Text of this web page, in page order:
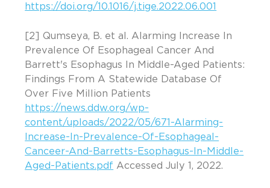
https://doi.org/10.1016/j.tige.2022.06.001
[2] Qumseya, B. et al. Alarming Increase In
Prevalence Of Esophageal Cancer And
Barrett's Esophagus In Middle-Aged Patients:
Findings From A Statewide Database Of
Over Five Million Patients
https://news.ddw.org/wp-
content/uploads/2022/05/671-Alarming-
Increase-In-Prevalence-Of-Esophageal-
Canceer-And-Barretts-Esophagus-In-Middle-
Aged-Patients.pdf Accessed July 1, 2022.